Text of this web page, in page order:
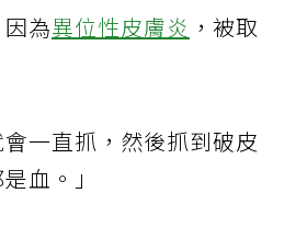
因為異位性皮膚炎 ，被取
會一直抓，然後抓到破皮
血。」